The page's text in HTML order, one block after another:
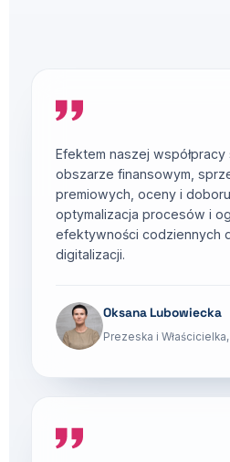
Efektem naszej
obszarze finansowym,
premiowych, oceny i
optymalizacja procesów i
efektywności codziennych
digitalizacji.
Oksana Lubowiecka
Prezeska i